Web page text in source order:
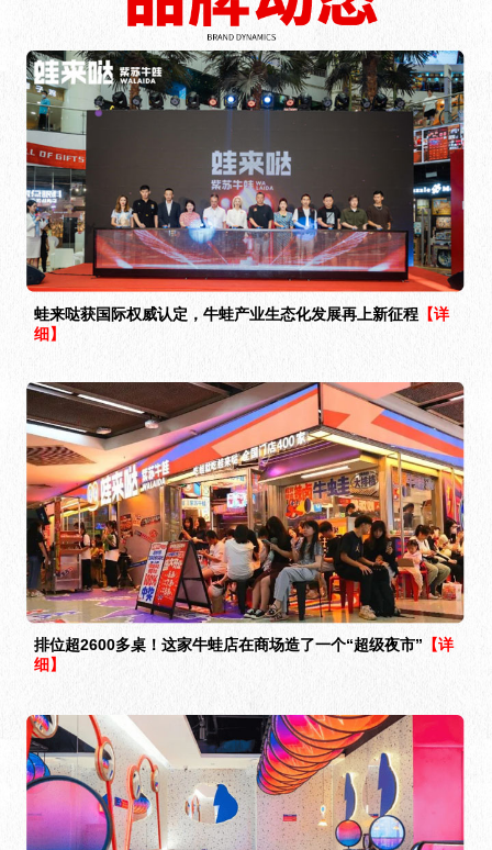
蛙来哒获国际权威认定，牛蛙产业生态化发展再上新征程 【详
细】
排位超2600多桌！这家牛蛙店在商场造了一个“超级夜市” 【详
细】